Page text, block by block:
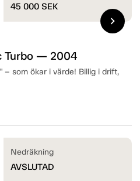
Turbo — 2004
– som ökar i värde! Billig i drift,
45 000 SEK
chevron_right
Nedräkning
AVSLUTAD